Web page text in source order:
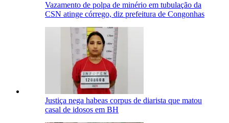
Vazamento de polpa de minério em tubulação da
CSN atinge córrego, diz prefeitura de Congonhas
Justiça nega habeas corpus de diarista que matou
casal de idosos em BH